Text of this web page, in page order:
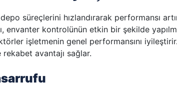
süreçlerini hızlandırarak performansı
envanter kontrolünün etkin bir şekilde
işletmenin genel performansını
rekabet avantajı sağlar.